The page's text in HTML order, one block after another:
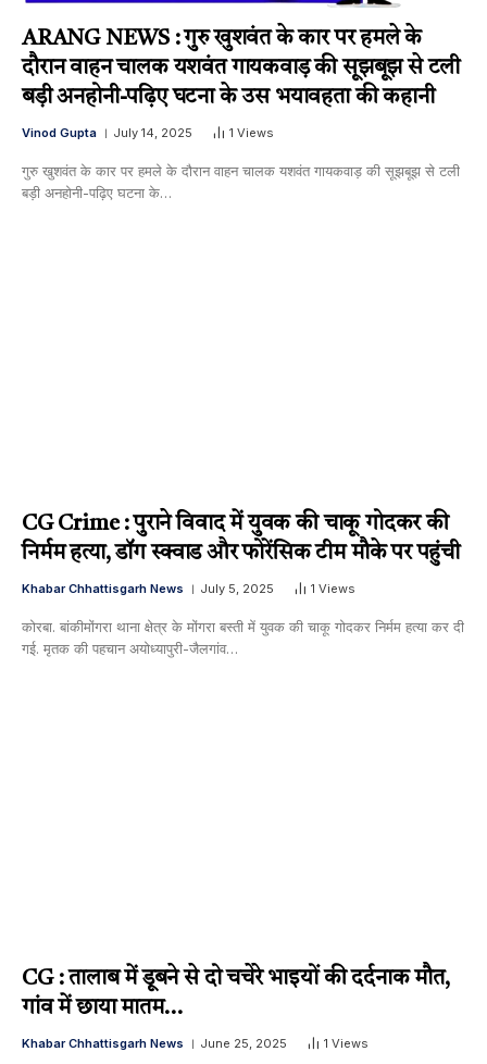
ARANG NEWS : गुरु खुशवंत के कार पर हमले के
दौरान वाहन चालक यशवंत गायकवाड़ की सूझबूझ से टली
बड़ी अनहोनी-पढ़िए घटना के उस भयावहता की कहानी
Vinod Gupta July 14, 2025 1 Views
गुरु खुशवंत के कार पर हमले के दौरान वाहन चालक यशवंत गायकवाड़ की सूझबूझ से टली
बड़ी अनहोनी-पढ़िए घटना के…
CG Crime : पुराने विवाद में युवक की चाकू गोदकर की
निर्मम हत्या, डॉग स्क्वाड और फोरेंसिक टीम मौके पर पहुंची
Khabar Chhattisgarh News July 5, 2025 1 Views
कोरबा. बांकीमोंगरा थाना क्षेत्र के मोंगरा बस्ती में युवक की चाकू गोदकर निर्मम हत्या कर दी
गई. मृतक की पहचान अयोध्यापुरी-जैलगांव…
CG : तालाब में डूबने से दो चचेरे भाइयों की दर्दनाक मौत,
गांव में छाया मातम…
Khabar Chhattisgarh News June 25, 2025 1 Views